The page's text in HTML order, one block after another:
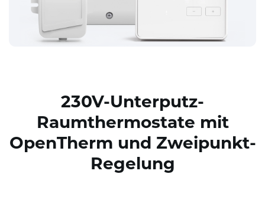
230V-Unterputz-
Raumthermostate mit
OpenTherm und Zweipunkt-
Regelung